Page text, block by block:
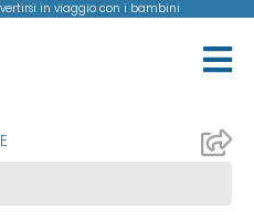
in viaggio con i bambini